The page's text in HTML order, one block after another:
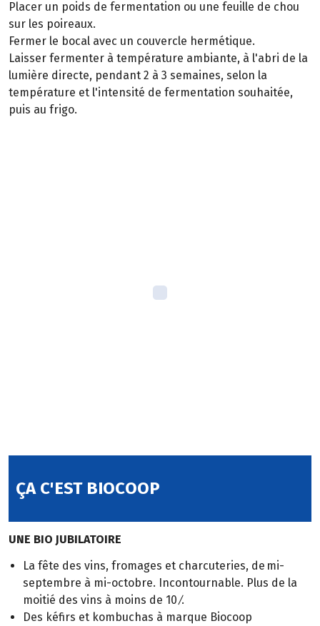
Placer un poids de fermentation ou une feuille de chou
sur les poireaux.
Fermer le bocal avec un couvercle hermétique.
Laisser fermenter à température ambiante, à l'abri de la
lumière directe, pendant 2 à 3 semaines, selon la
température et l'intensité de fermentation souhaitée,
puis au frigo.
ÇA C'EST BIOCOOP
UNE BIO JUBILATOIRE
La fête des vins, fromages et charcuteries, de mi-
septembre à mi-octobre. Incontournable. Plus de la
moitié des vins à moins de 10 ⁄.
Des kéfirs et kombuchas à marque Biocoop